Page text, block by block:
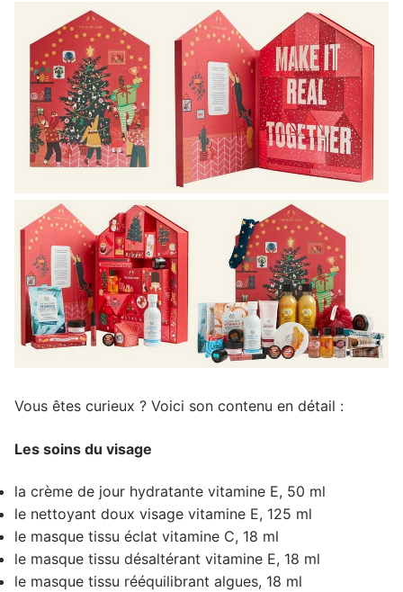
Vous êtes curieux ? Voici son contenu en détail :
Les soins du visage
la crème de jour hydratante vitamine E, 50 ml
le nettoyant doux visage vitamine E, 125 ml
le masque tissu éclat vitamine C, 18 ml
le masque tissu désaltérant vitamine E, 18 ml
le masque tissu rééquilibrant algues, 18 ml